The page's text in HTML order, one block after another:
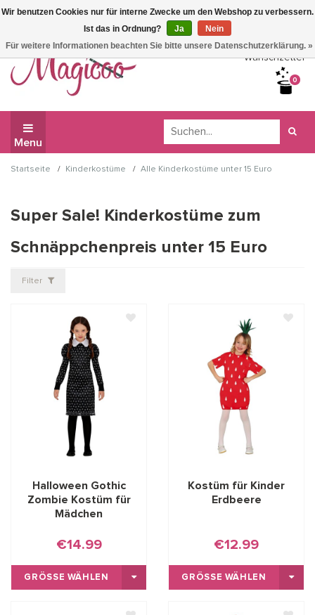
Wir haben Betriebsferien, daher können Sie derzeit nicht
bestellen.
Wunschzettel
0
Menu
Startseite / Kinderkostüme / Alle Kinderkostüme unter 15 Euro
Super Sale! Kinderkostüme zum
Schnäppchenpreis unter 15 Euro
Filter
Halloween Gothic
Zombie Kostüm für
Mädchen
€14.99
GRÖSSE WÄHLEN
Kostüm für Kinder
Erdbeere
€12.99
GRÖSSE WÄHLEN
Wir benutzen Cookies nur für interne Zwecke um den Webshop zu verbessern.
Ist das in Ordnung?
Ja
Nein
Für weitere Informationen beachten Sie bitte unsere Datenschutzerklärung. »